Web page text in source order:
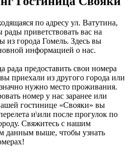
по адресу ул. Ватутина,
приветствовать вас на
из города Гомель. Здесь вы
информацией о нас.
рада предоставить свои номера
приехали из другого города или
нужно место проживания.
номер у нас заранее или
гостинице «Свояки» вы
и\или после прогулок по
Свяжитесь с нашим
данным выше, чтобы узнать